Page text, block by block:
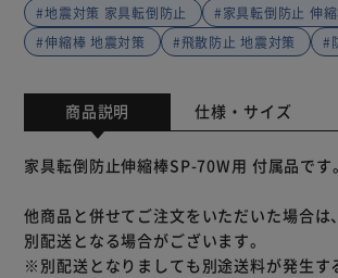
#地震対策 家具転倒防止
#家具転倒防止 伸
#伸縮棒 地震対策
#飛散防止 地震対策 #
商品説明 仕様・サイズ
家具転倒防止伸縮棒SP-70W用 付属品です。
他商品と併せてご注文をいただいた場合は
別配送となる場合がございます。
※別配送となりましても別途送料が発生す